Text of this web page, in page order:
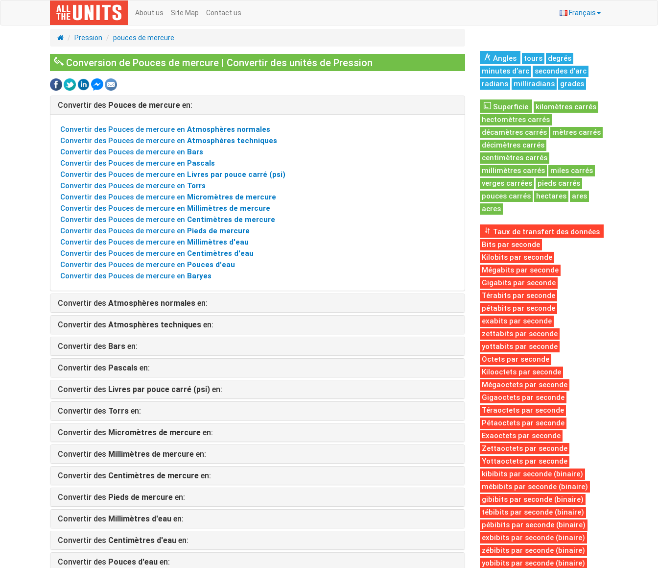
Français
About us Site Map Contact us
Pression pouces de mercure
Conversion de Pouces de mercure | Convertir des unités de Pression
Convertir des Pouces de mercure en:
Convertir des Pouces de mercure en Atmosphères normales
Convertir des Pouces de mercure en Atmosphères techniques
Convertir des Pouces de mercure en Bars
Convertir des Pouces de mercure en Pascals
Convertir des Pouces de mercure en Livres par pouce carré (psi)
Convertir des Pouces de mercure en Torrs
Convertir des Pouces de mercure en Micromètres de mercure
Convertir des Pouces de mercure en Millimètres de mercure
Convertir des Pouces de mercure en Centimètres de mercure
Convertir des Pouces de mercure en Pieds de mercure
Convertir des Pouces de mercure en Millimètres d'eau
Convertir des Pouces de mercure en Centimètres d'eau
Convertir des Pouces de mercure en Pouces d'eau
Convertir des Pouces de mercure en Baryes
Convertir des Atmosphères normales en:
Convertir des Atmosphères techniques en:
Convertir des Bars en:
Convertir des Pascals en:
Convertir des Livres par pouce carré (psi) en:
Convertir des Torrs en:
Convertir des Micromètres de mercure en:
Convertir des Millimètres de mercure en:
Convertir des Centimètres de mercure en:
Convertir des Pieds de mercure en:
Convertir des Millimètres d'eau en:
Convertir des Centimètres d'eau en:
Convertir des Pouces d'eau en:
Angles tours
degrés
minutes d’arc
secondes d’arc
radians
milliradians grades
Superficie
kilomètres carrés
hectomètres carrés
décamètres carrés
mètres carrés
décimètres carrés
centimètres carrés
millimètres carrés
miles carrés
verges carrées
pieds carrés
pouces carrés
hectares
ares
acres
Taux de transfert des données
Bits par seconde
Kilobits par seconde
Mégabits par seconde
Gigabits par seconde
Térabits par seconde
pétabits par seconde
exabits par seconde
zettabits par seconde
yottabits par seconde
Octets par seconde
Kilooctets par seconde
Mégaoctets par seconde
Gigaoctets par seconde
Téraoctets par seconde
Pétaoctets par seconde
Exaoctets par seconde
Zettaoctets par seconde
Yottaoctets par seconde
kibibits par seconde (binaire)
mébibits par seconde (binaire)
gibibits par seconde (binaire)
tébibits par seconde (binaire)
pébibits par seconde (binaire)
exbibits par seconde (binaire)
zébibits par seconde (binaire)
yobibits par seconde (binaire)